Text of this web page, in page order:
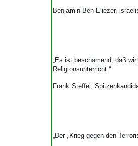
Benjamin Ben-Eliezer,
„Es ist beschämend, daß
Religionsunterricht.“
Frank Steffel,
„Der ,Krieg gegen den